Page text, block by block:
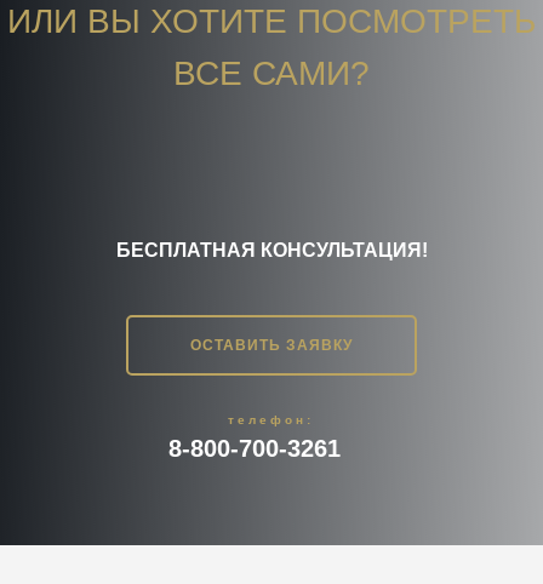
8-800-700-3261
телефон:
ИЛИ ВЫ ХОТИТЕ ПОСМОТРЕТЬ
ВСЕ САМИ?
БЕСПЛАТНАЯ КОНСУЛЬТАЦИЯ!
ОСТАВИТЬ ЗАЯВКУ